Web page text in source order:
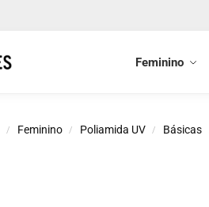
Feminino
/ Feminino / Poliamida UV / Básicas